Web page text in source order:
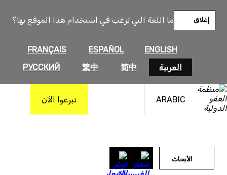
ما اللغة التي ترغب في استخدام هذا الموقع بها؟
ENGLISH
ESPAÑOL
FRANÇAIS
العربية
简中
繁中
РУССКИЙ
إغلاق
ARABIC تبرعوا الآن
المحتوى
الأبحاث